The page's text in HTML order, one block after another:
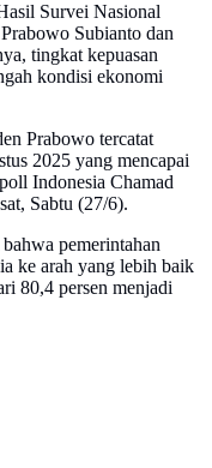
Survei Nasional
Subianto dan
tingkat kepuasan
kondisi ekonomi
Prabowo tercatat
2025 yang mencapai
Indonesia Chamad
Sabtu (27/6).
pemerintahan
ke arah yang lebih baik
80,4 persen menjadi